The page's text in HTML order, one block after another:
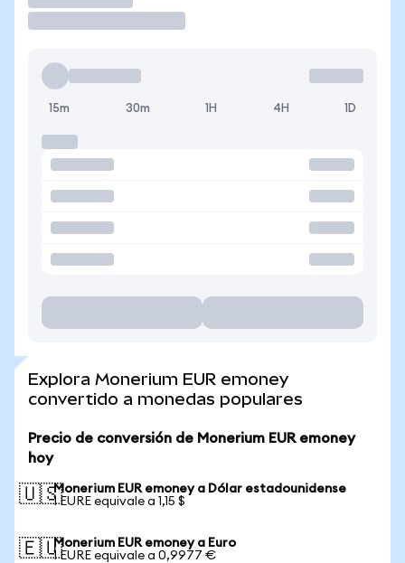
15m 30m 1H 4H 1D
Explora Monerium EUR emoney
convertido a monedas populares
Precio de conversión de Monerium EUR emoney
hoy
🇺🇸Monerium EUR emoney a Dólar estadounidense
1 EURE equivale a 1,15 $
🇪🇺Monerium EUR emoney a Euro
1 EURE equivale a 0,9977 €